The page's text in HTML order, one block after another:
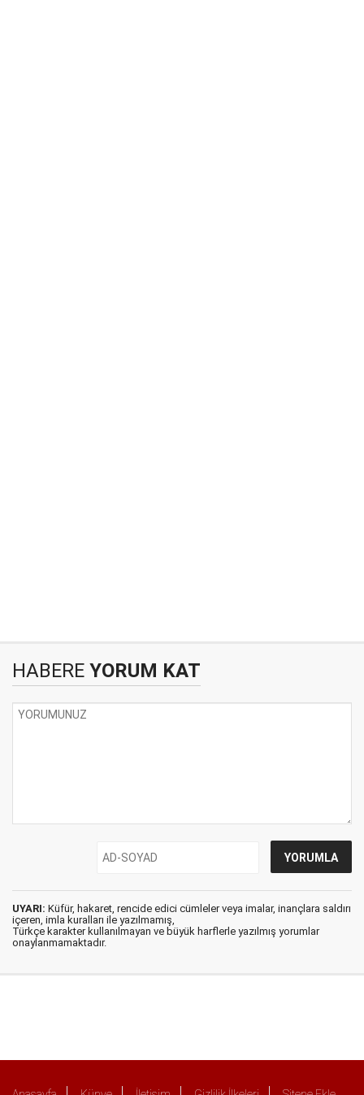
HABERE YORUM KAT
UYARI: Küfür, hakaret, rencide edici cümleler veya imalar, inançlara saldırı
içeren, imla kuralları ile yazılmamış,
Türkçe karakter kullanılmayan ve büyük harflerle yazılmış yorumlar
onaylanmamaktadır.